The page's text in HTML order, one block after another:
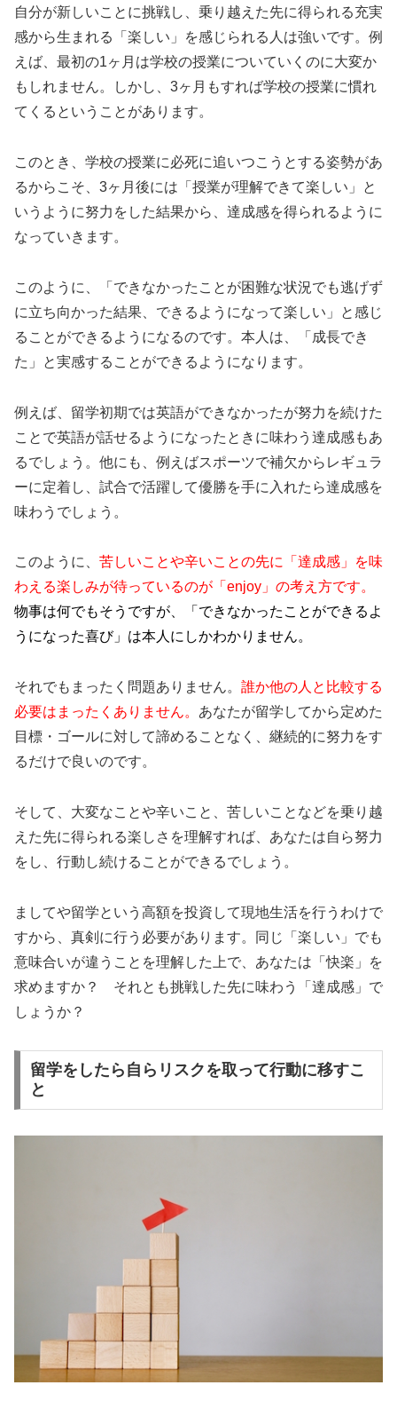
自分が新しいことに挑戦し、乗り越えた先に得られる充実
感から生まれる「楽しい」を感じられる人は強いです。例
えば、最初の1ヶ月は学校の授業についていくのに大変か
もしれません。しかし、3ヶ月もすれば学校の授業に慣れ
てくるということがあります。
このとき、学校の授業に必死に追いつこうとする姿勢があ
るからこそ、3ヶ月後には「授業が理解できて楽しい」と
いうように努力をした結果から、達成感を得られるように
なっていきます。
このように、「できなかったことが困難な状況でも逃げず
に立ち向かった結果、できるようになって楽しい」と感じ
ることができるようになるのです。本人は、「成長でき
た」と実感することができるようになります。
例えば、留学初期では英語ができなかったが努力を続けた
ことで英語が話せるようになったときに味わう達成感もあ
るでしょう。他にも、例えばスポーツで補欠からレギュラ
ーに定着し、試合で活躍して優勝を手に入れたら達成感を
味わうでしょう。
このように、 苦しいことや辛いことの先に「達成感」を味
わえる楽しみが待っているのが「enjoy」の考え方です。
物事は何でもそうですが、「できなかったことができるよ
うになった喜び」は本人にしかわかりません。
それでもまったく問題ありません。 誰か他の人と比較する
必要はまったくありません。 あなたが留学してから定めた
目標・ゴールに対して諦めることなく、継続的に努力をす
るだけで良いのです。
そして、大変なことや辛いこと、苦しいことなどを乗り越
えた先に得られる楽しさを理解すれば、あなたは自ら努力
をし、行動し続けることができるでしょう。
ましてや留学という高額を投資して現地生活を行うわけで
すから、真剣に行う必要があります。同じ「楽しい」でも
意味合いが違うことを理解した上で、あなたは「快楽」を
求めますか？ それとも挑戦した先に味わう「達成感」で
しょうか？
留学をしたら自らリスクを取って行動に移すこ
と